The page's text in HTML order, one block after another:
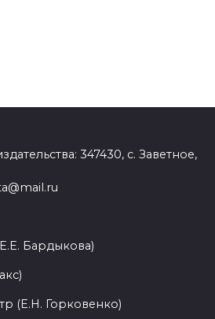
347430, с. Заветное,
Бардыкова)
(Е.Н. Горковенко)